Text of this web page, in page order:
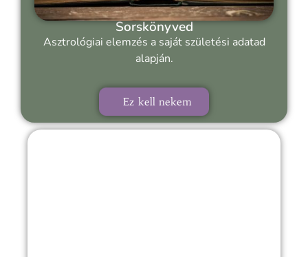
Sorskönyved
Asztrológiai elemzés a saját születési adatad
alapján.
Ez kell nekem